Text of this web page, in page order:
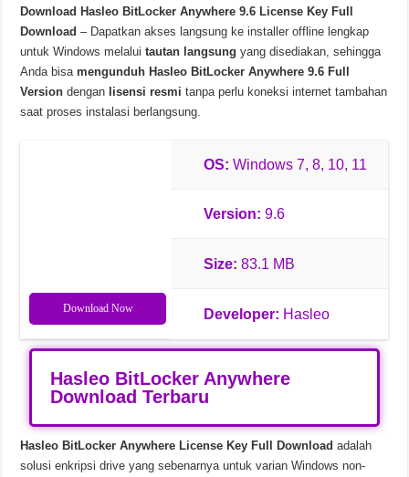
Chinese Frontiers v2.3.2582 Unduhan Gratis
Download Hasleo BitLocker Anywhere 9.6 License Key Full
Download – Dapatkan akses langsung ke installer offline lengkap
untuk Windows melaluitautan langsung yang disediakan, sehingga
Anda bisamengunduh Hasleo BitLocker Anywhere 9.6 Full
Version dengan lisensi resmi tanpa perlu koneksi internet tambahan
saat proses instalasi berlangsung.
Download Now
OS: Windows 7, 8, 10, 11
Version: 9.6
Size: 83.1 MB
Developer: Hasleo
Hasleo BitLocker Anywhere
Download Terbaru
Hasleo BitLocker Anywhere License Key Full Download adalah
solusi enkripsi drive yang sebenarnya untuk varian Windows non-